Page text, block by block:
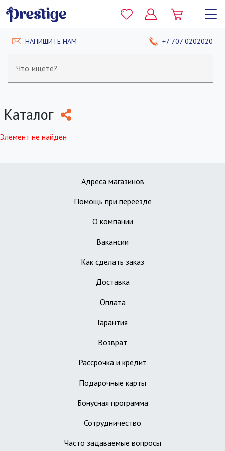
НАПИШИТЕ НАМ +7 707 0202020
Что ищете?
Каталог
Элемент не найден
Адреса магазинов
Помощь при переезде
О компании
Вакансии
Как сделать заказ
Доставка
Оплата
Гарантия
Возврат
Рассрочка и кредит
Подарочные карты
Бонусная программа
Сотрудничество
Часто задаваемые вопросы